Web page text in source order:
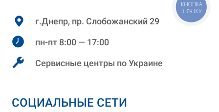
г.Днепр, пр. Слобожанский 29
пн-пт 8:00 — 17:00
Сервисные центры по Украине
СОЦИАЛЬНЫЕ СЕТИ
КНОПКА
ЗВ'ЯЗКУ